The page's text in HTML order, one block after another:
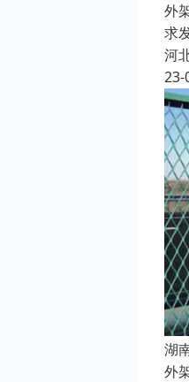
外
求
河
23-
湖
外